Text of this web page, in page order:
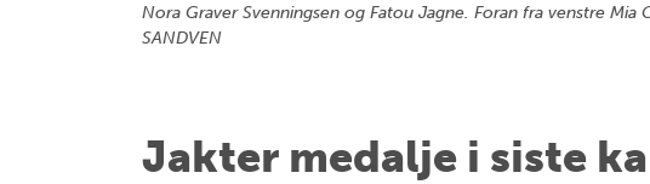
Nora Graver Svenningsen og Fatou Jagne. Foran fra venstre
SANDVEN
Jakter medalje i siste